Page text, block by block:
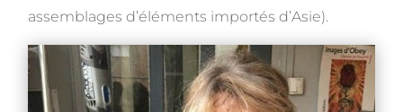
assemblages d’éléments importés d’Asie).